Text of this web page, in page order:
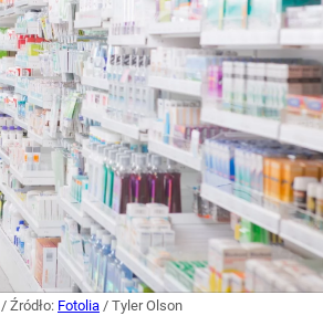
/ Źródło: Fotolia / Tyler Olson